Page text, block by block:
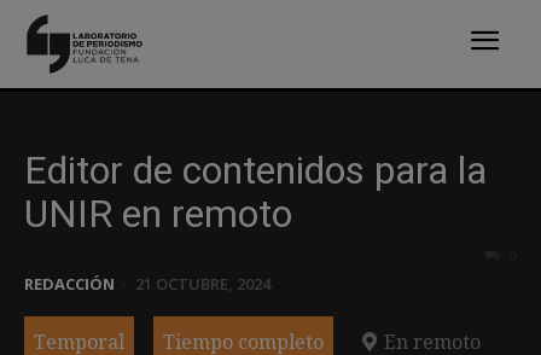
Editor de contenidos para la
UNIR en remoto
REDACCIÓN 21 OCTUBRE, 2024
Temporal Tiempo completo En remoto